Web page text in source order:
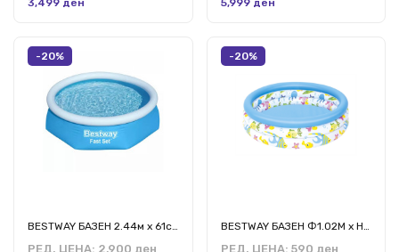
3,499 ден 5,999 ден
-20%
РЕД. ЦЕНА: 2,900 ден
-20%
РЕД. ЦЕНА: 590 ден